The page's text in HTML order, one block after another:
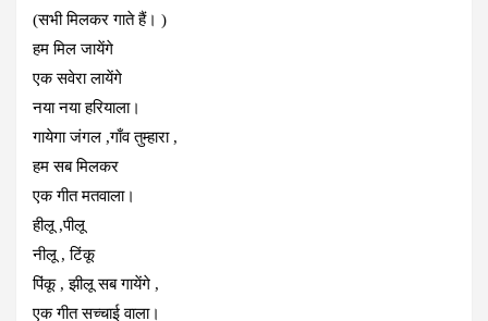
(सभी मिलकर गाते हैं। )
हम मिल जायेंगे
एक सवेरा लायेंगे
नया नया हरियाला।
गायेगा जंगल ,गाँव तुम्हारा ,
हम सब मिलकर
एक गीत मतवाला।
हीलू ,पीलू
नीलू , टिंकू
पिंकू , झीलू सब गायेंगे ,
एक गीत सच्चाई वाला।